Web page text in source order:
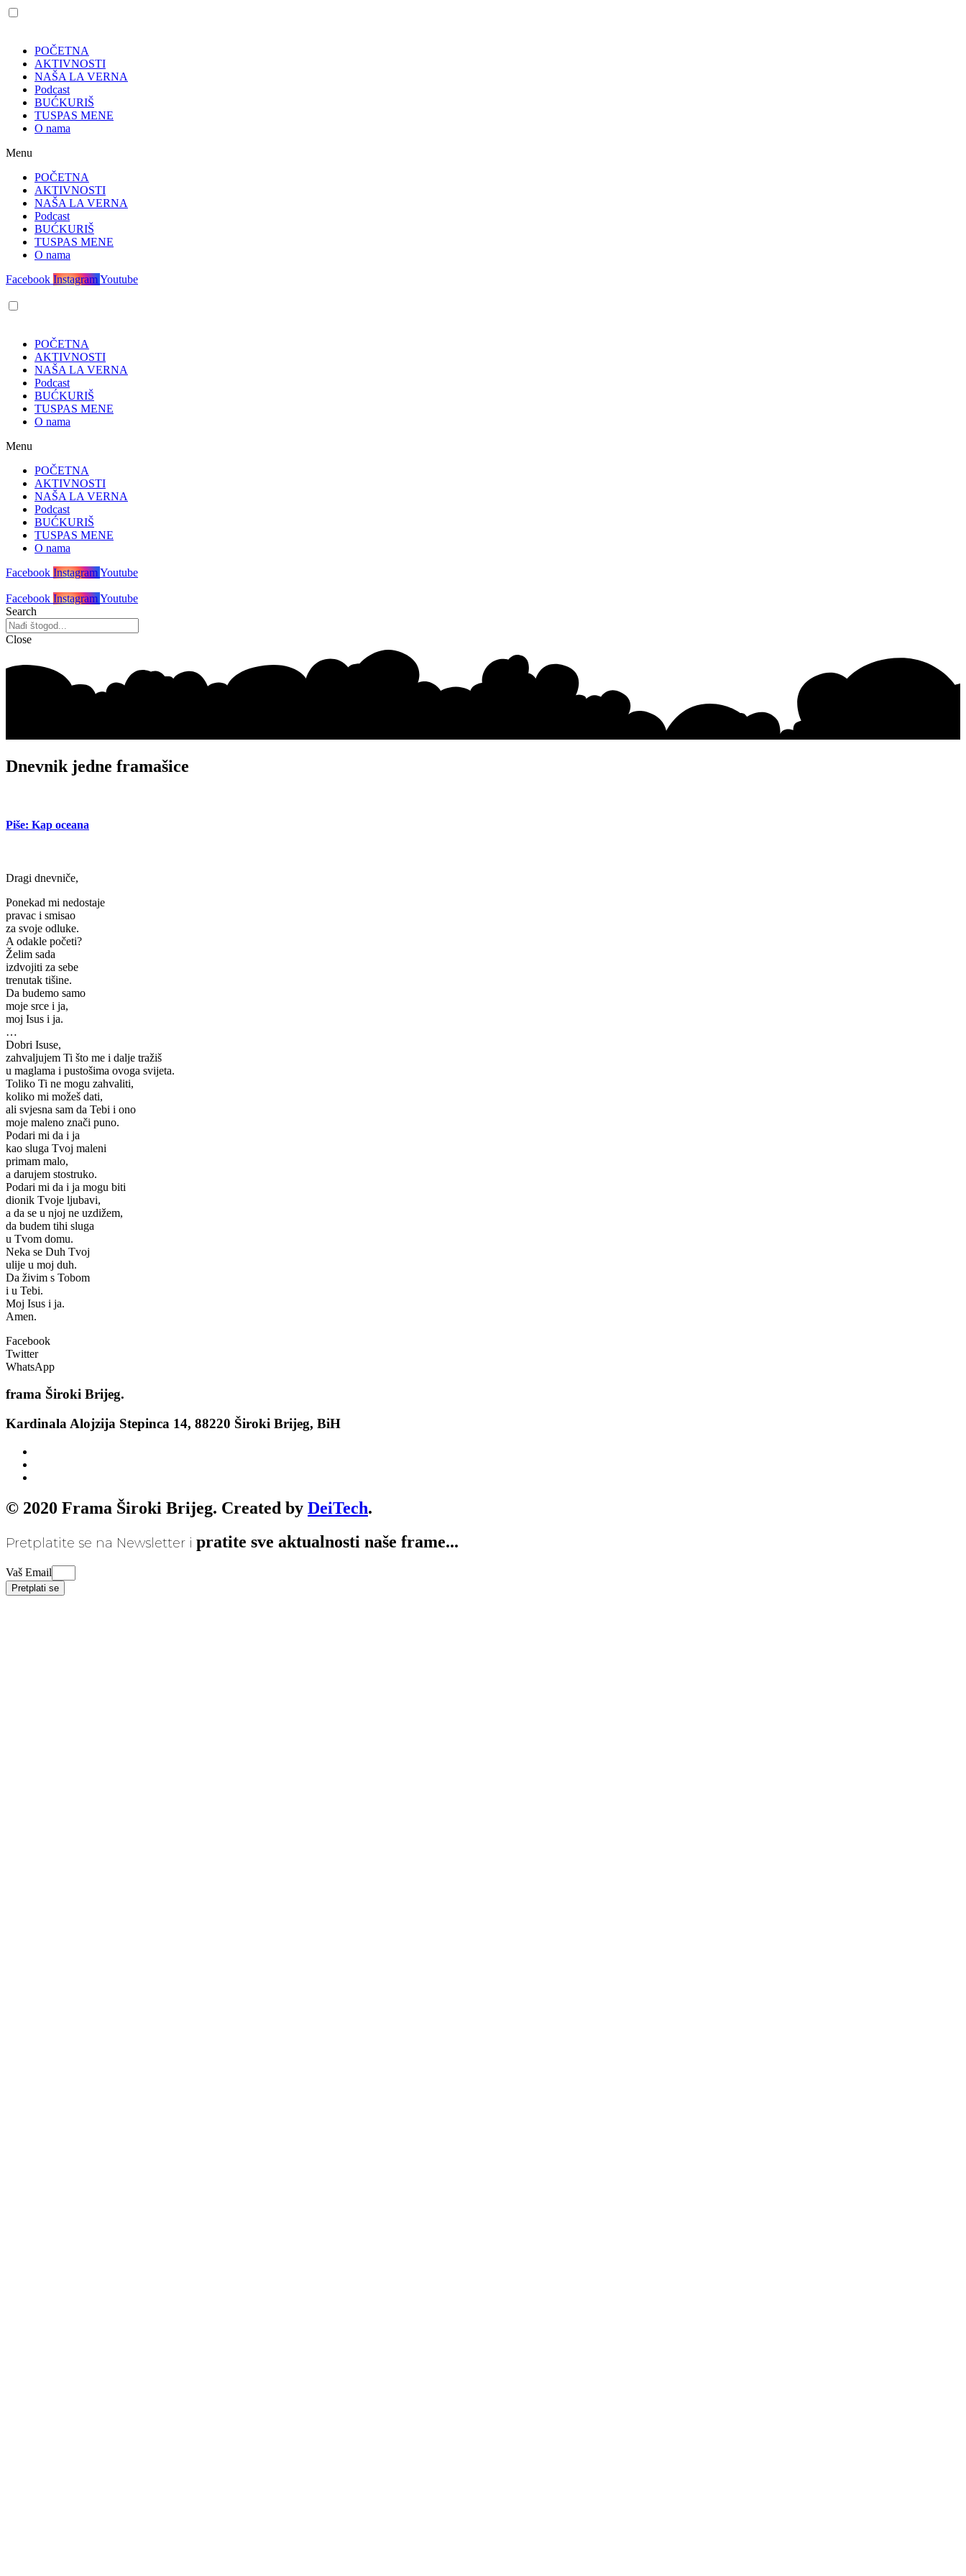
POČETNA
AKTIVNOSTI
NAŠA LA VERNA
Podcast
BUĆKURIŠ
TUSPAS MENE
O nama
Menu
POČETNA
AKTIVNOSTI
NAŠA LA VERNA
Podcast
BUĆKURIŠ
TUSPAS MENE
O nama
Facebook InstagramYoutube
POČETNA
AKTIVNOSTI
NAŠA LA VERNA
Podcast
BUĆKURIŠ
TUSPAS MENE
O nama
Menu
POČETNA
AKTIVNOSTI
NAŠA LA VERNA
Podcast
BUĆKURIŠ
TUSPAS MENE
O nama
Facebook InstagramYoutube
Facebook InstagramYoutube
Search
Close
Dnevnik jedne framašice
Piše: Kap oceana
Dragi dnevniče,
Ponekad mi nedostaje
pravac i smisao
za svoje odluke.
A odakle početi?
Želim sada
izdvojiti za sebe
trenutak tišine.
Da budemo samo
moje srce i ja,
moj Isus i ja.
…
Dobri Isuse,
zahvaljujem Ti što me i dalje tražiš
u maglama i pustošima ovoga svijeta.
Toliko Ti ne mogu zahvaliti,
koliko mi možeš dati,
ali svjesna sam da Tebi i ono
moje maleno znači puno.
Podari mi da i ja
kao sluga Tvoj maleni
primam malo,
a darujem stostruko.
Podari mi da i ja mogu biti
dionik Tvoje ljubavi,
a da se u njoj ne uzdižem,
da budem tihi sluga
u Tvom domu.
Neka se Duh Tvoj
ulije u moj duh.
Da živim s Tobom
i u Tebi.
Moj Isus i ja.
Amen.
Facebook
Twitter
WhatsApp
frama Široki Brijeg.
Kardinala Alojzija Stepinca 14, 88220 Široki Brijeg, BiH
© 2020 Frama Široki Brijeg. Created by DeiTech.
Pretplatite se na Newsletter i pratite sve aktualnosti naše frame...
Vaš Email
Pretplati se